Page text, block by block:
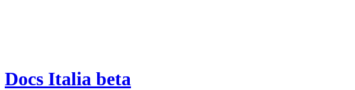
Docs Italia beta